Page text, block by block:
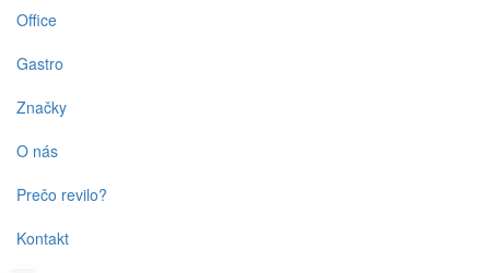
Office
Gastro
Značky
O nás
Prečo revilo?
Kontakt